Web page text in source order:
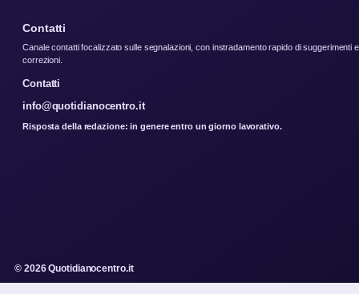
Contatti
Canale contatti focalizzato sulle segnalazioni, con instradamento rapido di suggerimenti e
correzioni.
Contatti
info@quotidianocentro.it
Risposta della redazione: in genere entro un giorno lavorativo.
© 2026 Quotidianocentro.it